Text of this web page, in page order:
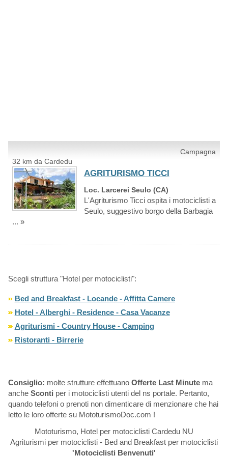
Campagna
32 km da Cardedu
AGRITURISMO TICCI
Loc. Larcerei Seulo (CA)
L'Agriturismo Ticci ospita i motociclisti a
Seulo, suggestivo borgo della Barbagia
... »
Scegli struttura "Hotel per motociclisti":
Bed and Breakfast - Locande - Affitta Camere
Hotel - Alberghi - Residence - Casa Vacanze
Agriturismi - Country House - Camping
Ristoranti - Birrerie
Consiglio: molte strutture effettuano Offerte Last Minutema
anche Sconti per i motociclisti utenti del ns portale. Pertanto,
quando telefoni o prenoti non dimenticare di menzionare che hai
letto le loro offerte su MototurismoDoc.com !
Mototurismo, Hotel per motociclisti Cardedu NU
Agriturismi per motociclisti - Bed and Breakfast per motociclisti
'Motociclisti Benvenuti'